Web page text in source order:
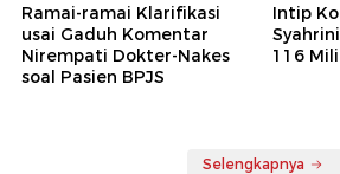
Ramai-ramai Klarifikasi
usai Gaduh Komentar
Nirempati Dokter-Nakes
soal Pasien BPJS
Intip
116
Selengkapnya